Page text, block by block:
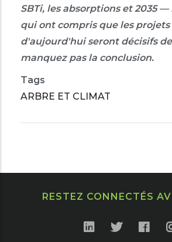
SBTi, les absorptions et 2035
qui ont compris que les
d'aujourd'hui seront décisifs
manquez pas la conclusion.
Tags
ARBRE ET CLIMAT
RESTEZ CONNECTÉS